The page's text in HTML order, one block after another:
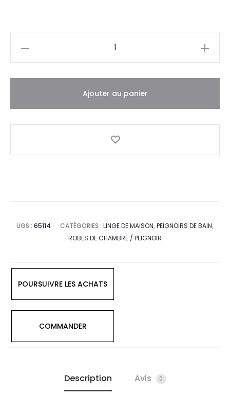
Ajouter au panier
UGS : 65114 CATÉGORIES : LINGE DE MAISON, PEIGNOIRS DE BAIN,
ROBES DE CHAMBRE / PEIGNOIR
POURSUIVRE LES ACHATS
COMMANDER
Description Avis 0